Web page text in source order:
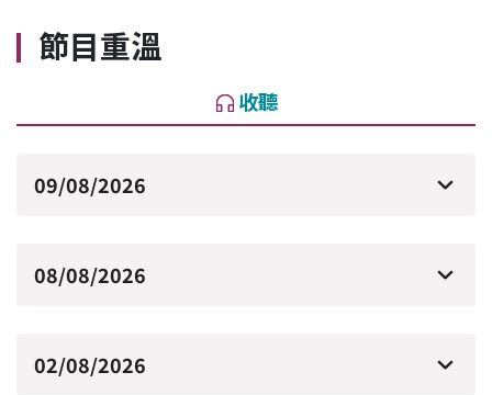
節目重溫
收聽
09/08/2026
08/08/2026
02/08/2026